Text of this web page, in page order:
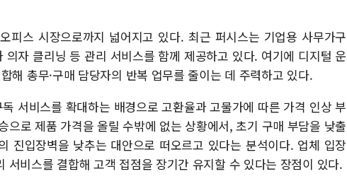
피스 시장으로까지 넓어지고 있다. 최근 퍼시스는 기업용 사무가구
의자 클리닝 등 관리 서비스를 함께 제공하고 있다. 여기에 디지털 운
해 총무·구매 담당자의 반복 업무를 줄이는 데 주력하고 있다.
서비스를 확대하는 배경으로 고환율과 고물가에 따른 가격 인상 부
으로 제품 가격을 올릴 수밖에 없는 상황에서, 초기 구매 부담을 낮출
진입장벽을 낮추는 대안으로 떠오르고 있다는 분석이다. 업체 입장
서비스를 결합해 고객 접점을 장기간 유지할 수 있다는 장점이 있다.